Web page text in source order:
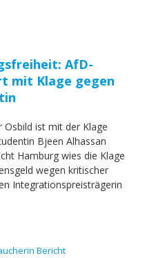
AfD-
mit Klage gegen
ist mit der Klage
Bjeen Alhassan
Hamburg wies die Klage
wegen kritischer
Integrationspreisträgerin